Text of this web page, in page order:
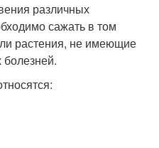
различных
сажать в том
растения, не имеющие